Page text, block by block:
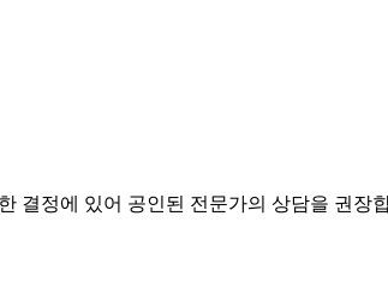
결정에 있어 공인된 전문가의 상담을 권장